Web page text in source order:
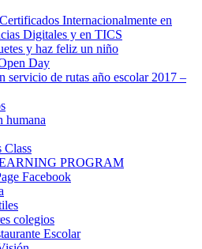
Internacionalmente en
Digitales y en TICS
y haz feliz un niño
Day
servicio de rutas año escolar 2017 –
humana
Class
PROGRAM
Facebook
colegios
Escolar